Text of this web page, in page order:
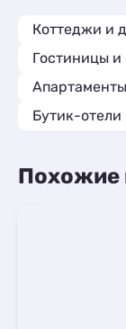
Коттеджи и
Гостиницы и
Апартаменты
Бутик-отели
Похожие